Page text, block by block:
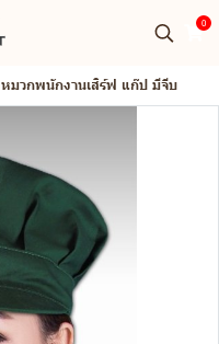
0
หมวกพนักงานเสิร์ฟ แก๊ป มีจีบ